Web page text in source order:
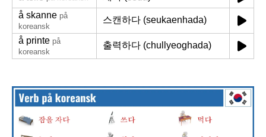
å skanne på
koreansk
스캔하다 (seukaenhada)
å printe på
koreansk
출력하다 (chullyeoghada)